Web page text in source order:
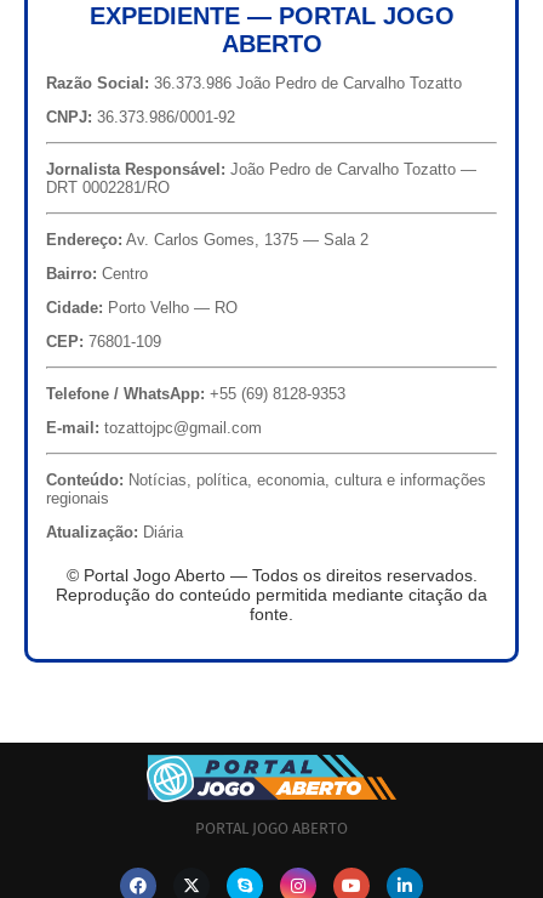
EXPEDIENTE — PORTAL JOGO
ABERTO
Razão Social: 36.373.986 João Pedro de Carvalho Tozatto
CNPJ: 36.373.986/0001-92
Jornalista Responsável: João Pedro de Carvalho Tozatto —
DRT 0002281/RO
Endereço: Av. Carlos Gomes, 1375 — Sala 2
Bairro: Centro
Cidade: Porto Velho — RO
CEP: 76801-109
Telefone / WhatsApp: +55 (69) 8128-9353
E-mail: tozattojpc@gmail.com
Conteúdo: Notícias, política, economia, cultura e informações
regionais
Atualização: Diária
© Portal Jogo Aberto — Todos os direitos reservados.
Reprodução do conteúdo permitida mediante citação da
fonte.
PORTAL JOGO ABERTO